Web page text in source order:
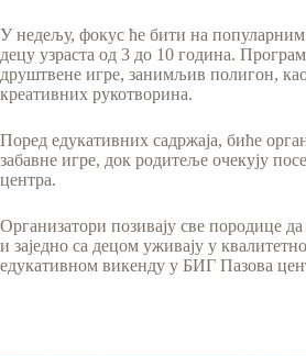
У недељу, фокус ће бити на
децу узраста од 3 до 10 година.
друштвене игре, занимљив полигон,
креативних рукотворина.
Поред едукативних садржаја, биће
забавне игре, док родитеље очекују
центра.
Организатори позивају све породице
и заједно са децом уживају у
едукативном викенду у БИГ Пазова